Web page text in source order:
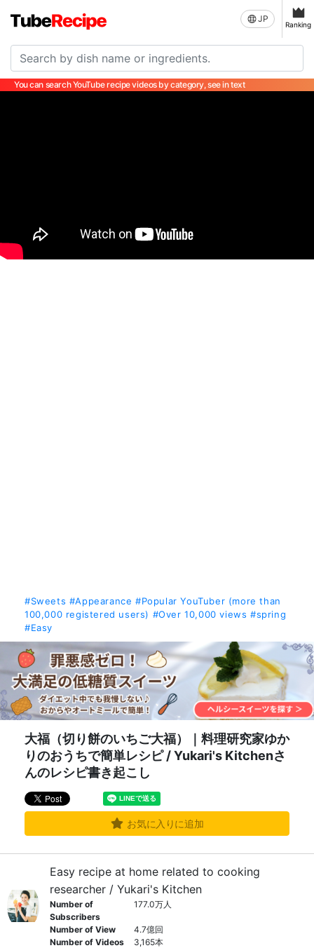
JP
Ranking
You can search YouTube recipe videos by category, see in text
#Sweets #Appearance #Popular YouTuber (more than
100,000 registered users) #Over 10,000 views #spring
#Easy
大福（切り餅のいちご大福）｜料理研究家ゆか
りのおうちで簡単レシピ / Yukari's Kitchenさ
んのレシピ書き起こし
お気に入りに追加
Easy recipe at home related to cooking
researcher / Yukari's Kitchen
Number of
Subscribers
177.0万人
Number of View
4.7億回
Number of Videos
3,165本